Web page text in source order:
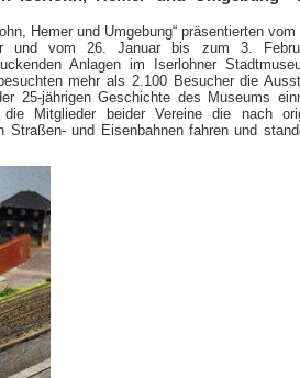
Hemer und Umgebung“ präsentierten vom
und vom 26. Januar bis zum 3.
Anlagen im Iserlohner
mehr als 2.100 Besucher die
25-jährigen Geschichte des Museums
Mitglieder beider Vereine die nach
Straßen- und Eisenbahnen fahren und